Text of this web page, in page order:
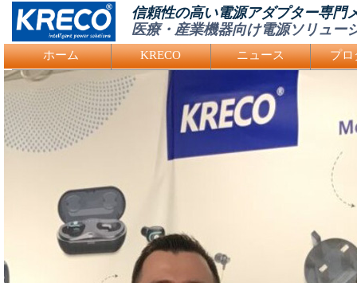
Logo Picture
信頼性の高い電源アダプター専門
医療・産業機器向け電源ソリュー
ホーム KRECO ニュース プロ